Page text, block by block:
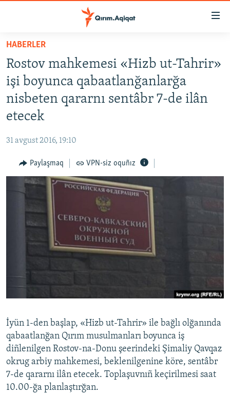
Esas
qaytmaq
Baş
navigatsiyağa
qaytmaq
Qıdıruvğa
SİYASET
İQTİSADİYAT
CEMİYET
İNSAN AQLARI
VİDEO
SÜRET
FİKİR
RFE/RS bütün saytları
HABERLER
Rostov mahkemesi «Hizb ut-Tahrir»
işi boyunca qabaatlanğanlarğa
nisbeten qararnı sentâbr 7-de ilân
etecek
31 avgust 2016, 19:10
Paylaşmaq VPN-siz oquñız
İyün 1-den başlap, «Hizb ut-Tahrir» ile bağlı olğanında
qabaatlanğan Qırım musulmanları boyunca iş
diñlenilgen Rostov-na-Donu şeerindeki Şimaliy Qavqaz
okrug arbiy mahkemesi, beklenilgenine köre, sentâbr
7-de qararnı ilân etecek. Toplaşuvnıñ keçirilmesi saat
10.00-ğa planlaştırğan.